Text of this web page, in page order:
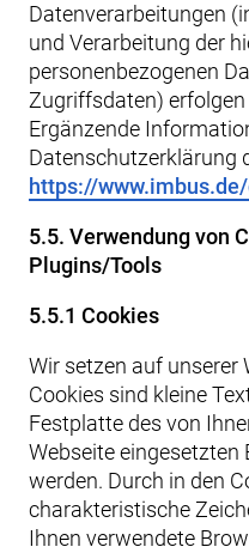
Datenverarbeitungen
und Verarbeitung der
personenbezogenen
Zugriffsdaten)
Ergänzende
Datenschutzerklärung
https://
5.5. Verwendung von
Plugins/Tools
5.5.1 Cookies
Wir setzen auf unserer
Cookies sind kleine
Festplatte des von
Webseite eingesetzten
werden. Durch in den
charakteristische
Ihnen verwendete